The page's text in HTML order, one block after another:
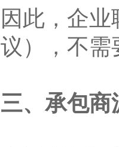
因此，企
议），不需
三、承包商